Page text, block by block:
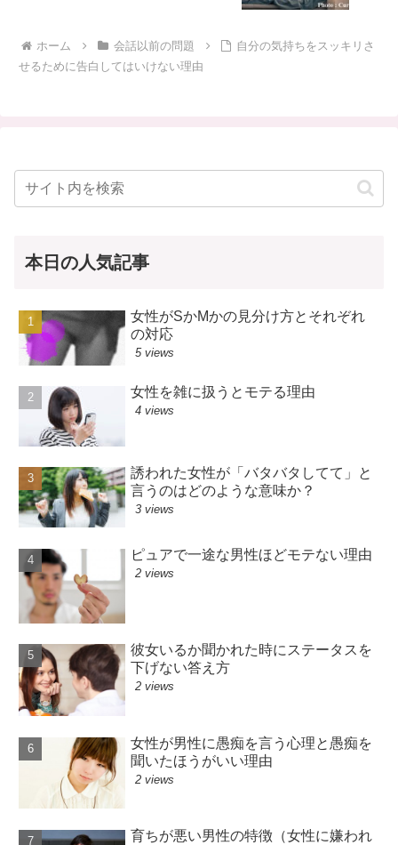
ホーム 会話以前の問題
自分の気持ちをスッキリさ
せるために告白してはいけない理由
本日の人気記事
女性がSかMかの見分け方とそれぞれ
の対応
5 views
女性を雑に扱うとモテる理由
4 views
誘われた女性が「バタバタしてて」と
言うのはどのような意味か？
3 views
ピュアで一途な男性ほどモテない理由
2 views
彼女いるか聞かれた時にステータスを
下げない答え方
2 views
女性が男性に愚痴を言う心理と愚痴を
聞いたほうがいい理由
2 views
育ちが悪い男性の特徴（女性に嫌われ